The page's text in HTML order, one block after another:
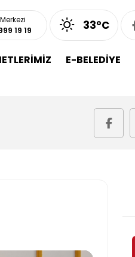
19 19
33°C
E-BELEDİYE